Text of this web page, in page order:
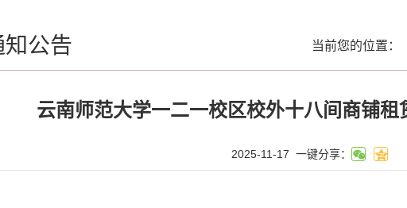
知公告 当前您的位置：
云南师范大学一二一校区校外十八间商铺
2025-11-17 一键分享：